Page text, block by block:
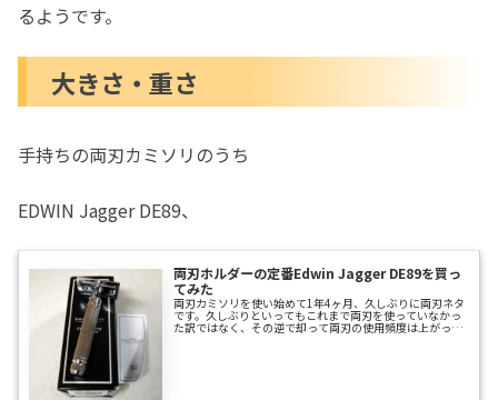
るようです。
大きさ・重さ
手持ちの両刃カミソリのうち
EDWIN Jagger DE89、
両刃ホルダーの定番Edwin Jagger DE89を買っ
てみた
両刃カミソリを使い始めて1年4ヶ月、久しぶりに両刃ネタ
です。久しぶりといってもこれまで両刃を使っていなかっ
た訳ではなく、その逆で却って両刃の使用頻度は上がって